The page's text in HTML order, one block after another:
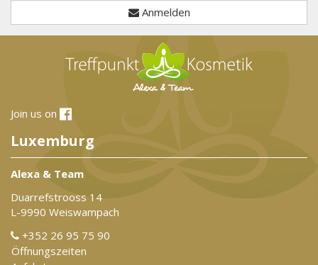
Anmelden
Join us on
Luxemburg
Alexa & Team
Duarrefstrooss 14
L-9990 Weiswampach
+352 26 95 75 90
Öffnungszeiten